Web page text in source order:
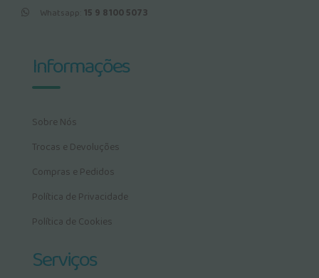
Whatsapp: 15 9 8100 5073
Informações
Sobre Nós
Trocas e Devoluções
Compras e Pedidos
Política de Privacidade
Política de Cookies
Serviços